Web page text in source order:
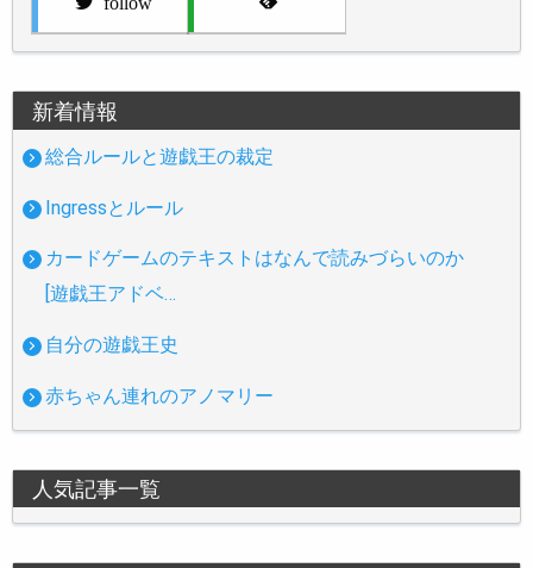
新着情報
総合ルールと遊戯王の裁定
Ingressとルール
カードゲームのテキストはなんで読みづらいのか
[遊戯王アドベ…
自分の遊戯王史
赤ちゃん連れのアノマリー
人気記事一覧